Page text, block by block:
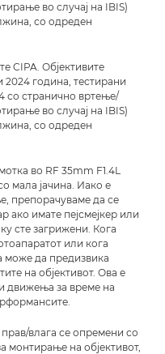
во случај на IBIS)
со одреден
CIPA. Објективите
година, тестирани
со странично вртење/
во случај на IBIS)
со одреден
во RF 35mm F1.4L
мала јачина. Иако е
препорачуваме да се
ако имате пејсмејкер или
сте загрижени. Кога
или кога
може да предизвика
на објективот. Ова е
движења за време на
влага се опремени со
монтирање на објективот,